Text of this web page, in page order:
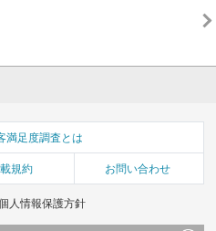
満足度調査とは
規約 お問い合わせ
人情報保護方針